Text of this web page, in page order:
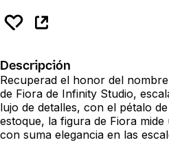
Descripción
Recuperad el honor del
de Fiora de Infinity Studio,
lujo de detalles, con el pétalo
estoque, la figura de Fiora
con suma elegancia en las